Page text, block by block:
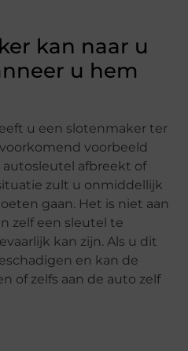
kan naar u
u hem
u een slotenmaker ter
voorbeeld
autosleutel afbreekt of
zult u onmiddellijk
gaan. Het is niet aan
zelf een sleutel te
kan zijn. Als u dit
en kan de
of zelfs aan de auto zelf